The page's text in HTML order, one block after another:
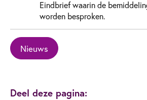
Eindbrief waarin de
worden besproken.
Nieuws
Deel deze pagina: